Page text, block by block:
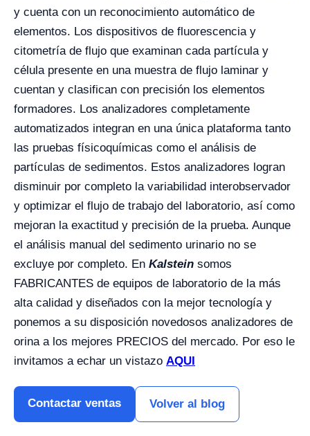
y cuenta con un reconocimiento automático de
elementos. Los dispositivos de fluorescencia y
citometría de flujo que examinan cada partícula y
célula presente en una muestra de flujo laminar y
cuentan y clasifican con precisión los elementos
formadores. Los analizadores completamente
automatizados integran en una única plataforma tanto
las pruebas físicoquímicas como el análisis de
partículas de sedimentos. Estos analizadores logran
disminuir por completo la variabilidad interobservador
y optimizar el flujo de trabajo del laboratorio, así como
mejoran la exactitud y precisión de la prueba. Aunque
el análisis manual del sedimento urinario no se
excluye por completo. En Kalstein somos
FABRICANTES de equipos de laboratorio de la más
alta calidad y diseñados con la mejor tecnología y
ponemos a su disposición novedosos analizadores de
orina a los mejores PRECIOS del mercado. Por eso le
invitamos a echar un vistazo AQUI
Contactar ventas Volver al blog